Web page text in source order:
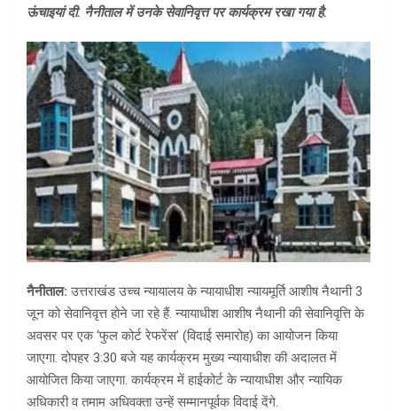
ऊंचाइयां दी. नैनीताल में उनके सेवानिवृत्त पर कार्यक्रम रखा गया है.
नैनीताल: उत्तराखंड उच्च न्यायालय के न्यायाधीश न्यायमूर्ति आशीष नैथानी 3
जून को सेवानिवृत्त होने जा रहे हैं. न्यायाधीश आशीष नैथानी की सेवानिवृत्ति के
अवसर पर एक ‘फुल कोर्ट रेफरेंस’ (विदाई समारोह) का आयोजन किया
जाएगा. दोपहर 3:30 बजे यह कार्यक्रम मुख्य न्यायाधीश की अदालत में
आयोजित किया जाएगा. कार्यक्रम में हाईकोर्ट के न्यायाधीश और न्यायिक
अधिकारी व तमाम अधिवक्ता उन्हें सम्मानपूर्वक विदाई देंगे.